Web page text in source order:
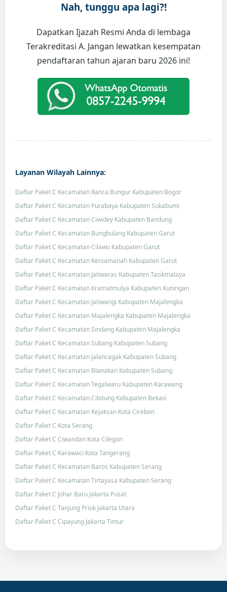
Nah, tunggu apa lagi?!
Dapatkan Ijazah Resmi Anda di lembaga
Terakreditasi A. Jangan lewatkan kesempatan
pendaftaran tahun ajaran baru 2026 ini!
Layanan Wilayah Lainnya:
Daftar Paket C Kecamatan Ranca Bungur Kabupaten Bogor
Daftar Paket C Kecamatan Purabaya Kabupaten Sukabumi
Daftar Paket C Kecamatan Ciwidey Kabupaten Bandung
Daftar Paket C Kecamatan Bungbulang Kabupaten Garut
Daftar Paket C Kecamatan Cilawu Kabupaten Garut
Daftar Paket C Kecamatan Kersamanah Kabupaten Garut
Daftar Paket C Kecamatan Jatiwaras Kabupaten Tasikmalaya
Daftar Paket C Kecamatan Kramatmulya Kabupaten Kuningan
Daftar Paket C Kecamatan Jatiwangi Kabupaten Majalengka
Daftar Paket C Kecamatan Majalengka Kabupaten Majalengka
Daftar Paket C Kecamatan Sindang Kabupaten Majalengka
Daftar Paket C Kecamatan Subang Kabupaten Subang
Daftar Paket C Kecamatan Jalancagak Kabupaten Subang
Daftar Paket C Kecamatan Blanakan Kabupaten Subang
Daftar Paket C Kecamatan Tegalwaru Kabupaten Karawang
Daftar Paket C Kecamatan Cibitung Kabupaten Bekasi
Daftar Paket C Kecamatan Kejaksan Kota Cirebon
Daftar Paket C Kota Serang
Daftar Paket C Ciwandan Kota Cilegon
Daftar Paket C Karawaci Kota Tangerang
Daftar Paket C Kecamatan Baros Kabupaten Serang
Daftar Paket C Kecamatan Tirtayasa Kabupaten Serang
Daftar Paket C Johar Baru Jakarta Pusat
Daftar Paket C Tanjung Priok Jakarta Utara
Daftar Paket C Cipayung Jakarta Timur